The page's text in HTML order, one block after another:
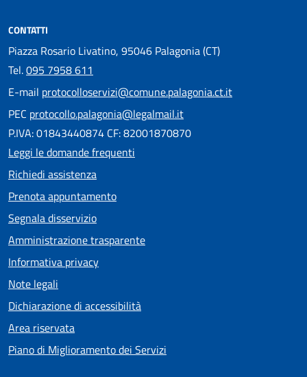
CONTATTI
Piazza Rosario Livatino, 95046 Palagonia (CT)
Tel.095 7958 611
E-mail protocolloservizi@comune.palagonia.ct.it
PEC protocollo.palagonia@legalmail.it
P.IVA: 01843440874 CF: 82001870870
Leggi le domande frequenti
Richiedi assistenza
Prenota appuntamento
Segnala disservizio
Amministrazione trasparente
Informativa privacy
Note legali
Dichiarazione di accessibilità
Area riservata
Piano di Miglioramento dei Servizi